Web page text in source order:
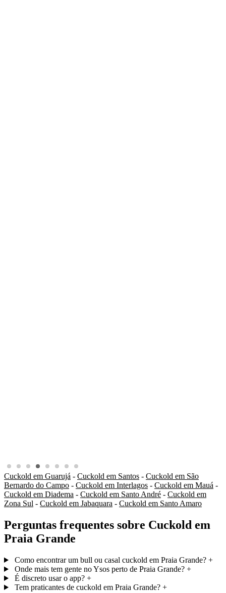
Cuckold em Guarujá - Cuckold em Santos - Cuckold em São
Bernardo do Campo - Cuckold em Interlagos - Cuckold em Mauá -
Cuckold em Diadema - Cuckold em Santo André - Cuckold em
Zona Sul - Cuckold em Jabaquara - Cuckold em Santo Amaro
Perguntas frequentes sobre Cuckold em
Praia Grande
Como encontrar um bull ou casal cuckold em Praia Grande? +
Onde mais tem gente no Ysos perto de Praia Grande? +
É discreto usar o app? +
Tem praticantes de cuckold em Praia Grande? +